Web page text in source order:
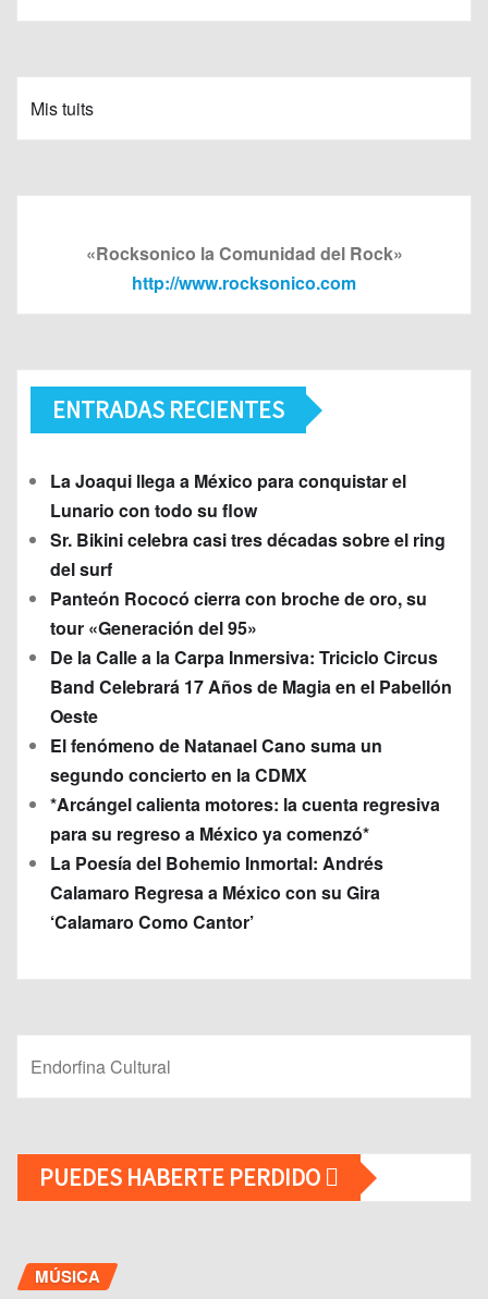
Mis tuits
«Rocksonico la Comunidad del Rock»
http://www.rocksonico.com
ENTRADAS RECIENTES
La Joaqui llega a México para conquistar el
Lunario con todo su flow
Sr. Bikini celebra casi tres décadas sobre el ring
del surf
Panteón Rococó cierra con broche de oro, su
tour «Generación del 95»
De la Calle a la Carpa Inmersiva: Triciclo Circus
Band Celebrará 17 Años de Magia en el Pabellón
Oeste
El fenómeno de Natanael Cano suma un
segundo concierto en la CDMX
*Arcángel calienta motores: la cuenta regresiva
para su regreso a México ya comenzó*
La Poesía del Bohemio Inmortal: Andrés
Calamaro Regresa a México con su Gira
‘Calamaro Como Cantor’
Endorfina Cultural
PUEDES HABERTE PERDIDO
MÚSICA